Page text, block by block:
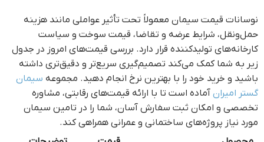
نوسانات قیمت سیمان معمولاً تحت تأثیر عواملی مانند هزینه
حمل‌ونقل، شرایط عرضه و تقاضا، قیمت سوخت و سیاست
کارخانه‌های تولیدکننده قرار دارد. بررسی قیمت‌های امروز در جدول
زیر به شما کمک می‌کند تصمیم‌گیری سریع‌تر و دقیق‌تری داشته
باشید و خرید خود را با بهترین نرخ انجام دهید. مجموعه سیمان
گستر امیران آماده است تا با ارائه قیمت‌های رقابتی، مشاوره
تخصصی و امکان ثبت سفارش آسان، شما را در تامین سیمان
مورد نیاز پروژه‌های ساختمانی و عمرانی همراهی کند.